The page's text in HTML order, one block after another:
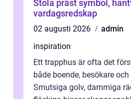
Stola präst symbol, hantverk och
vardagsredskap
02 augusti 2026
admin
inspiration
Ett trapphus är ofta det
både boende, besökare
Smutsiga golv, dammiga